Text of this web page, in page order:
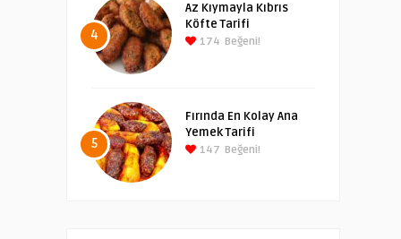
4
Az Kıymayla Kıbrıs
Köfte Tarifi
174 Beğeni!
5
Fırında En Kolay Ana
Yemek Tarifi
147 Beğeni!